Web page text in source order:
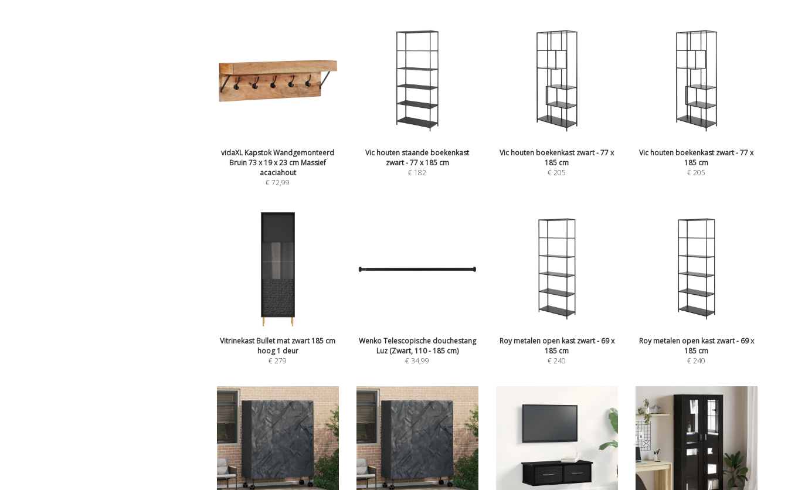
vidaXL Kapstok Wandgemonteerd
Bruin 73 x 19 x 23 cm Massief
acaciahout
€72,99
Vic houten staande boekenkast
zwart - 77 x 185 cm
€ 182
Vic houten boekenkast zwart - 77 x
185 cm
€205
Vic houten boekenkast zwart - 77 x
185 cm
€205
Vitrinekast Bullet mat zwart 185 cm
hoog 1 deur
€279
Wenko Telescopische douchestang
Luz (Zwart, 110 - 185 cm)
€34,99
Roy metalen open kast zwart - 69 x
185 cm
€240
Roy metalen open kast zwart - 69 x
185 cm
€240